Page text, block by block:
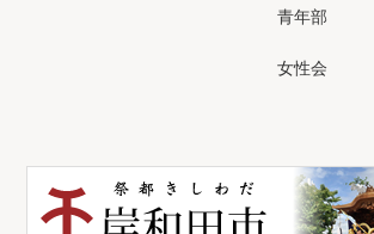
青年部
女性会